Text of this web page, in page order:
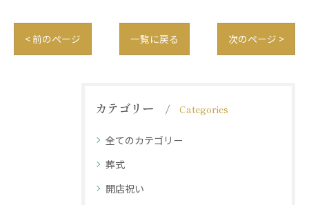
< 前のページ 一覧に戻る 次のページ >
カテゴリー Categories
全てのカテゴリー
葬式
開店祝い